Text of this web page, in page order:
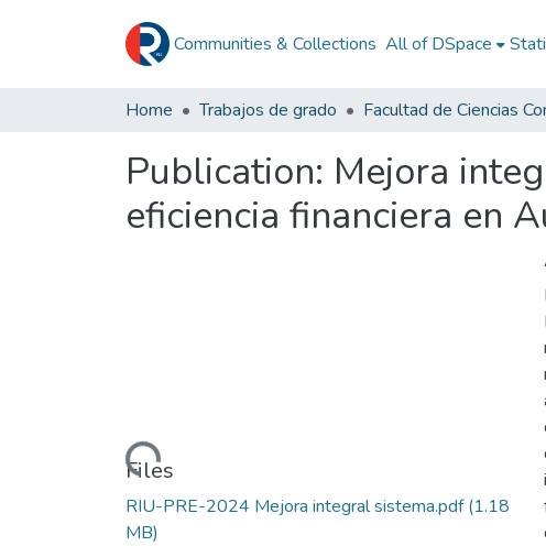
Communities & Collections All of DSpace
Home Trabajos de grado
Publication: Mejora
eficiencia financiera en
Loading...
Files
RIU-PRE-2024 Mejora integral sistema.pdf(1.18
MB)